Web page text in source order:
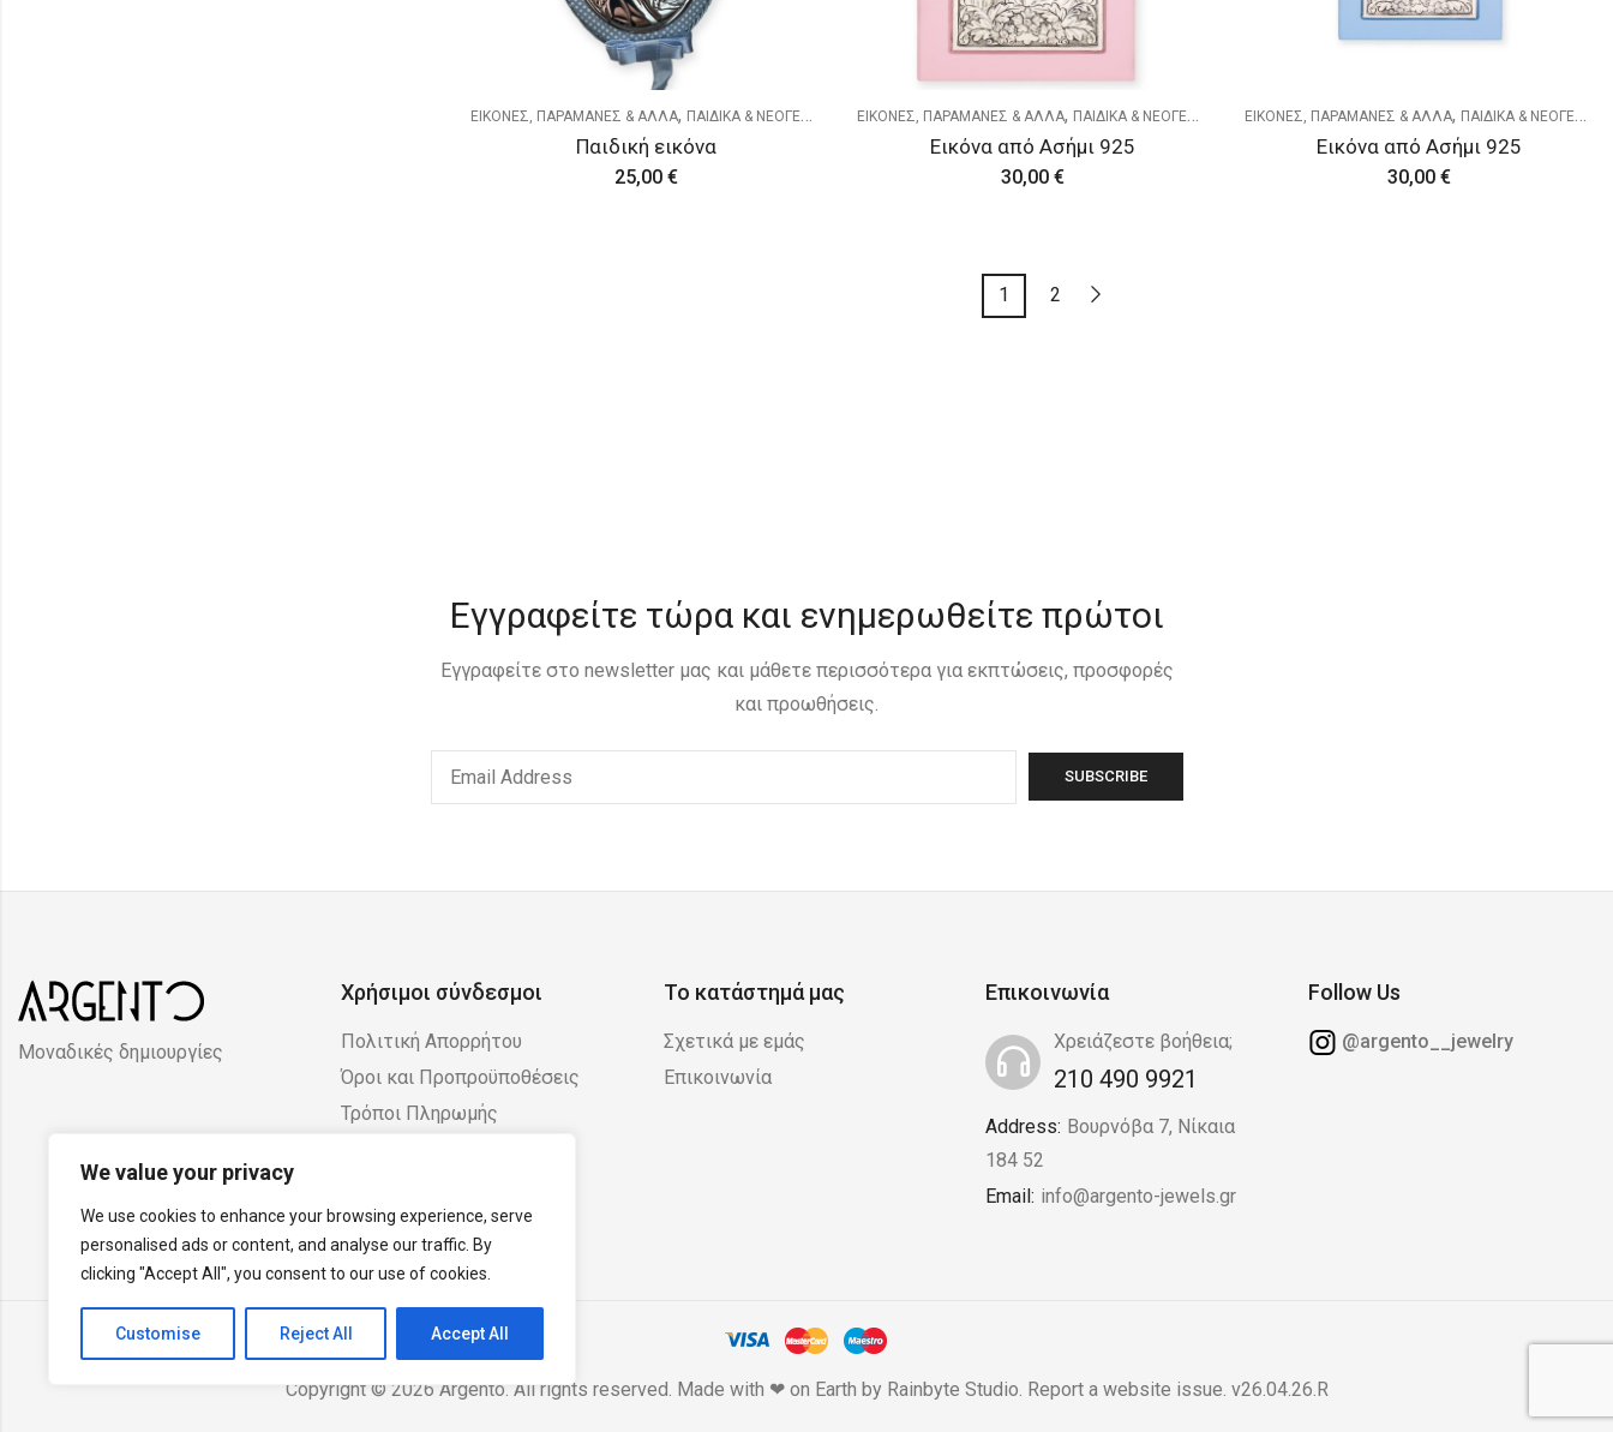
We value your privacy
We use cookies to enhance your browsing experience, serve
personalised ads or content, and analyse our traffic. By
clicking "Accept All", you consent to our use of cookies.
Customise Reject All Accept All
ΕΙΚΟΝΕΣ, ΠΑΡΑΜΑΝΕΣ & ΑΛΛΑ, ΠΑΙΔΙΚΑ & ΝΕΟΓΕΝΝΗΤΑ
Παιδική εικόνα
25,00 €
ΕΙΚΟΝΕΣ, ΠΑΡΑΜΑΝΕΣ & ΑΛΛΑ, ΠΑΙΔΙΚΑ & ΝΕΟΓΕΝΝΗΤΑ
Εικόνα από Ασήμι 925
30,00 €
ΕΙΚΟΝΕΣ, ΠΑΡΑΜΑΝΕΣ & ΑΛΛΑ, ΠΑΙΔΙΚΑ & ΝΕΟΓΕΝΝΗΤΑ
Εικόνα από Ασήμι 925
30,00€
1 2
Εγγραφείτε τώρα και ενημερωθείτε πρώτοι
Εγγραφείτε στο newsletter μας και μάθετε περισσότερα για εκπτώσεις, προσφορές
και προωθήσεις.
Μοναδικές δημιουργίες
Χρήσιμοι σύνδεσμοι
Πολιτική Απορρήτου
Όροι και Προπροϋποθέσεις
Τρόποι Πληρωμής
Το κατάστημά μας
Σχετικά με εμάς
Επικοινωνία
Επικοινωνία
Χρειάζεστε βοήθεια;
210 490 9921
Address: Βουρνόβα 7, Νίκαια
184 52
Email: info@argento-jewels.gr
Follow Us
@argento__jewelry
Copyright © 2026 Argento. All rights reserved. Made with ❤ on Earth by Rainbyte Studio. Report a website issue. v26.04.26.R